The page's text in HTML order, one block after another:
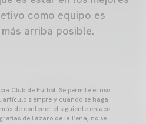
como equipo es
arriba posible.
Club de Fútbol. Se permite el uso
siempre y cuando se haga
de contener el siguiente enlace:
de Lázaro de la Peña, no se